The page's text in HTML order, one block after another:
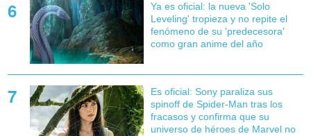
Ya es oficial: la nueva 'Solo
Leveling' tropieza y no repite el
fenómeno de su 'predecesora'
como gran anime del año
Es oficial: Sony paraliza sus
spinoff de Spider-Man tras los
fracasos y confirma que su
universo de héroes de Marvel no